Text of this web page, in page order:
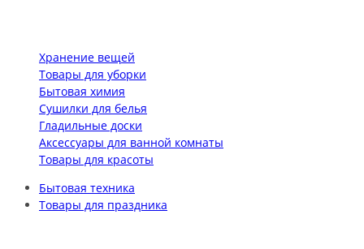
Хранение вещей
Товары для уборки
Бытовая химия
Сушилки для белья
Гладильные доски
Аксессуары для ванной комнаты
Товары для красоты
Бытовая техника
Товары для праздника